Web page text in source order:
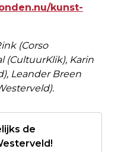
kunst-
(Corso
(CultuurKlik), Karin
Leander Breen
de